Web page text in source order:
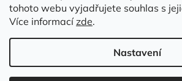
tohoto webu vyjadřujete souhlas s
Více informacízde.
Nastavení